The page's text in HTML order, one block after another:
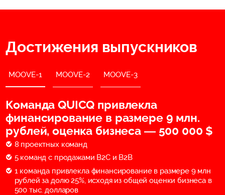
Достижения выпускников
MOOVE-1 MOOVE-2 MOOVE-3
Команда QUICQ привлекла
финансирование в размере 9 млн.
рублей, оценка бизнеса — 500 000 $
8 проектных команд
5 команд с продажами B2C и B2B
1 команда привлекла финансирование в размере 9 млн
рублей за долю 25%, исходя из общей оценки бизнеса в
500 тыс. долларов